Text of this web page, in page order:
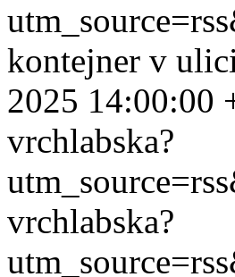
kontejner v
2025 14:00:00
vrchlabska?
vrchlabska?